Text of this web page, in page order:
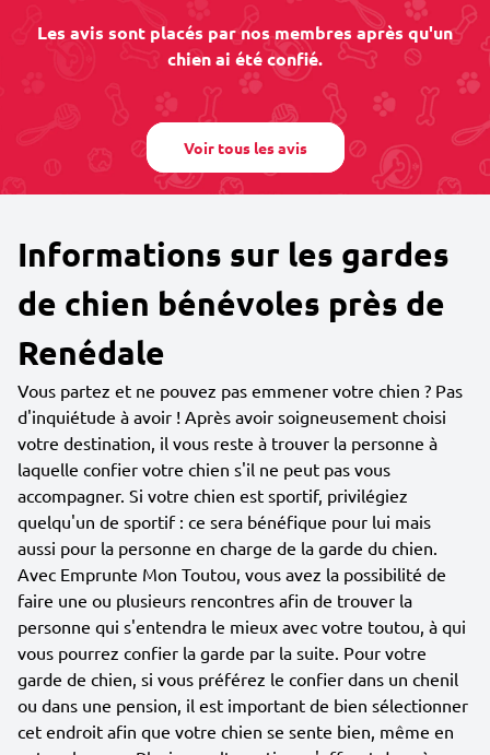
Les avis sont placés par nos membres après qu'un
chien ai été confié.
Voir tous les avis
Informations sur les gardes
de chien bénévoles près de
Renédale
Vous partez et ne pouvez pas emmener votre chien ? Pas
d'inquiétude à avoir ! Après avoir soigneusement choisi
votre destination, il vous reste à trouver la personne à
laquelle confier votre chien s'il ne peut pas vous
accompagner. Si votre chien est sportif, privilégiez
quelqu'un de sportif : ce sera bénéfique pour lui mais
aussi pour la personne en charge de la garde du chien.
Avec Emprunte Mon Toutou, vous avez la possibilité de
faire une ou plusieurs rencontres afin de trouver la
personne qui s'entendra le mieux avec votre toutou, à qui
vous pourrez confier la garde par la suite. Pour votre
garde de chien, si vous préférez le confier dans un chenil
ou dans une pension, il est important de bien sélectionner
cet endroit afin que votre chien se sente bien, même en